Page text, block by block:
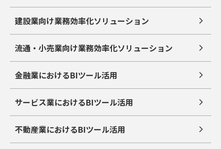
建設業向け業務効率化ソリューション
流通・小売業向け業務効率化ソリューション
金融業におけるBIツール活用
サービス業におけるBIツール活用
不動産業におけるBIツール活用